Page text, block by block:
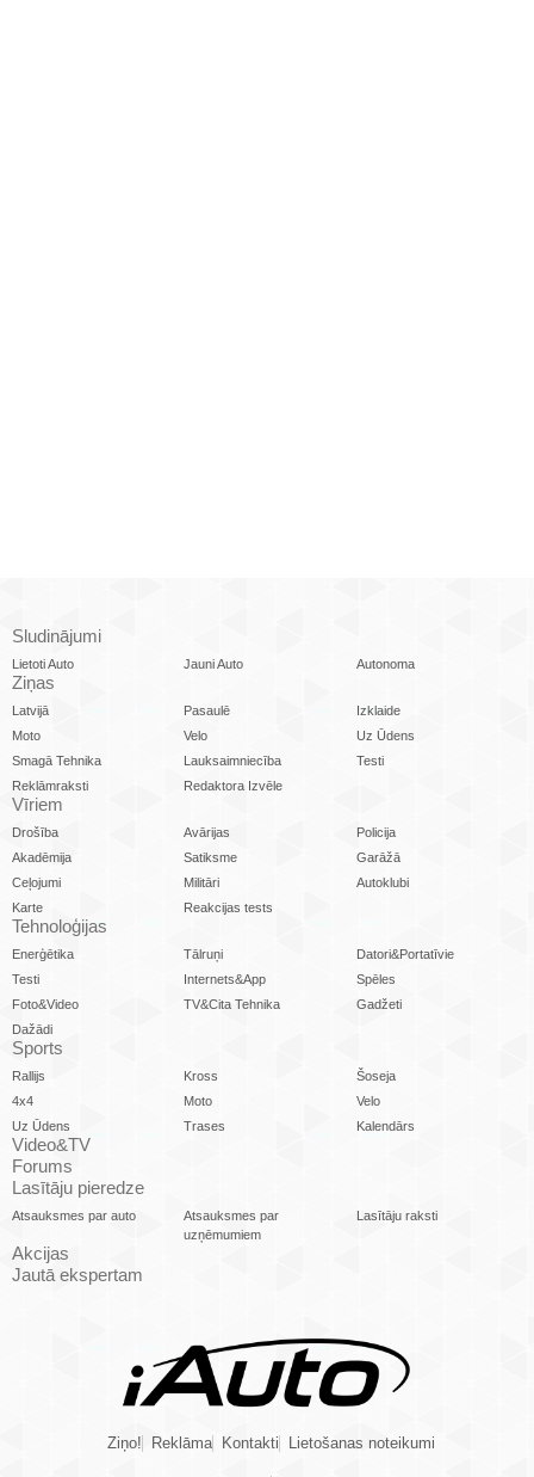
Sludinājumi
Lietoti Auto Jauni Auto Autonoma
Ziņas
Latvijā Pasaulē
Izklaide
Moto
Velo
Uz Ūdens
Smagā Tehnika
Lauksaimniecība
Testi
Reklāmraksti
Redaktora Izvēle
Vīriem
Drošība Avārijas
Policija
Akadēmija
Satiksme
Garāžā
Ceļojumi
Militāri
Autoklubi
Karte
Reakcijas tests
Tehnoloģijas
Enerģētika Tālruņi
Datori&Portatīvie
Testi
Internets&App
Spēles
Foto&Video
TV&Cita Tehnika
Gadžeti
Dažādi
Sports
Rallijs Kross
Šoseja
4x4
Moto
Velo
Uz Ūdens
Trases Kalendārs
Video&TV
Forums
Lasītāju pieredze
Atsauksmes par auto
Atsauksmes par
uzņēmumiem
Lasītāju raksti
Akcijas
Jautā ekspertam
Ziņo! Reklāma Kontakti Lietošanas noteikumi